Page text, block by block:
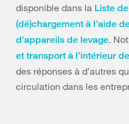
disponible dans la Liste
(dé)chargement à l’aide
d’appareils de levage.
et transport à l’intérieur
des réponses à d’autres
circulation dans les